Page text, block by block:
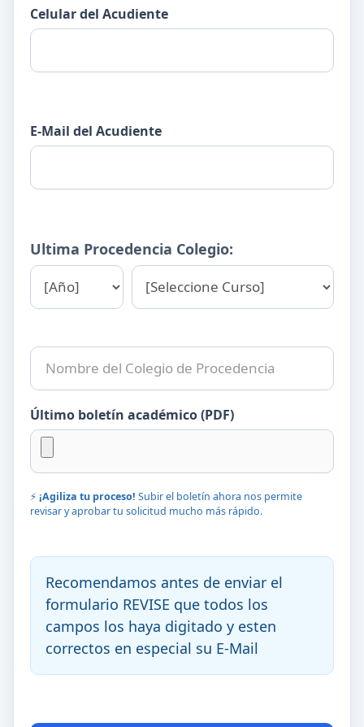
Celular del Acudiente
E-Mail del Acudiente
Ultima Procedencia Colegio:
Último boletín académico (PDF)
⚡¡Agiliza tu proceso! Subir el boletín ahora nos permite
revisar y aprobar tu solicitud mucho más rápido.
Recomendamos antes de enviar el
formulario REVISE que todos los
campos los haya digitado y esten
correctos en especial su E-Mail